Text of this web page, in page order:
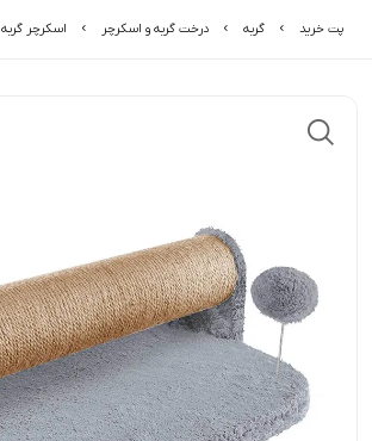
پت خرید گربه درخت گربه و اسکرچر اسکرچر گربه